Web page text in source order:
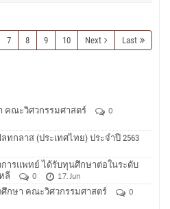
7 8 9 10 Next Last
ณะวิศวกรรมศาสตร์
0
กลาส (ประเทศไทย) ประจำปี 2563
ารแพทย์ ได้รับทุนศึกษาต่อในระดับ
ลี
0
17. Jun
กษา คณะวิศวกรรมศาสตร์
0